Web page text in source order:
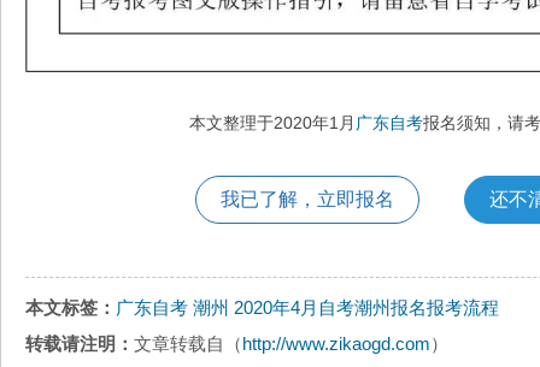
本文整理于2020年1月 广东自考报名须知，请
我已了解，立即报名 还不
本文标签： 广东自考 潮州 2020年4月自考潮州报名报考流程
转载请注明： 文章转载自（http://www.zikaogd.com）